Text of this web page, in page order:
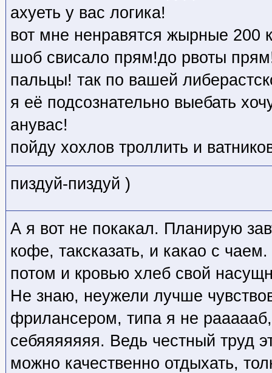
ахуеть у вас логика!
вот мне ненравятся жырные 200
шоб свисало прям!до рвоты
пальцы! так по вашей
я её подсознательно выебать
анувас!
пойду хохлов троллить и
пиздуй-пиздуй )
А я вот не покакал. Планирую
кофе, таксказать, и какао с
потом и кровью хлеб свой
Не знаю, неужели лучше
фрилансером, типа я не
себяяяяяяя. Ведь честный труд
можно качественно отдыхать,